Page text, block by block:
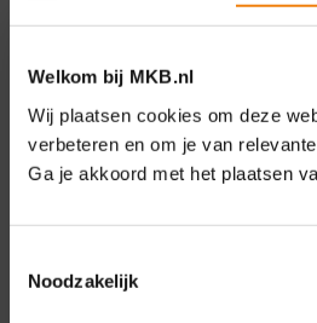
Welkom bij MKB.nl
Wij plaatsen cookies om deze
verbeteren en om je van
Ga je akkoord met het plaatsen
Noodzakelijk
Direct naar
Over ons
Bezuidenhoutseweg 12